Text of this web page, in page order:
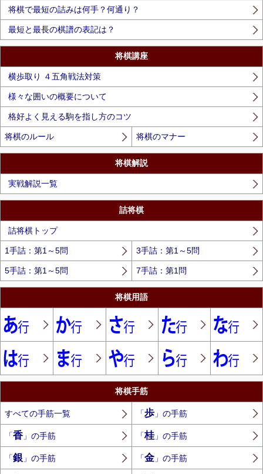
将棋で最短の詰みは何手？何通り？
最短と最長の棋譜の表記は？
将棋講座
横歩取り ４五角戦法対策
様々な囲いの概要について
格好よく見える駒を指し方のコツ
将棋のルール 将棋のマナー
将棋解説
実戦解説一覧
詰将棋
詰将棋トップ
1手詰：第1～5問 3手詰：第1～5問
5手詰：第1～5問 7手詰：第1問
将棋用語
将棋手筋
すべての手筋一覧 「歩」の手筋
「香」の手筋 「桂」の手筋
「銀 」の手筋 「金」の手筋